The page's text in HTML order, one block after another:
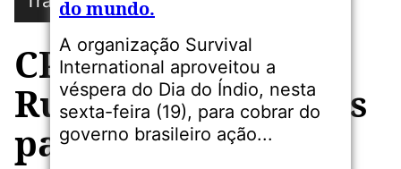
CPI da Funai :
Ruralistas pintados
para a guerra.
do mundo.
A organização Survival
International aproveitou a
véspera do Dia do Índio, nesta
sexta-feira (19), para cobrar do
governo brasileiro ação...